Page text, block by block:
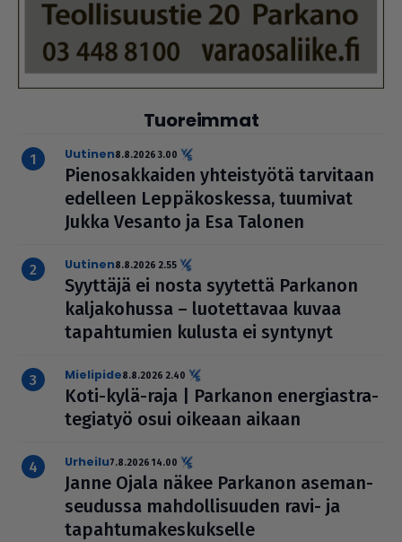
Tuoreimmat
uutinen8.8.2026 3.00
Pie­no­sak­kai­den yhteis­työtä tarvitaan
edelleen Lep­pä­kos­kessa, tuumivat
Jukka Vesanto ja Esa Talonen
uutinen8.8.2026 2.55
Syyttäjä ei nosta syytettä Parkanon
kal­ja­ko­hussa – luo­tet­ta­vaa kuvaa
tapah­tu­mien kulusta ei syntynyt
mielipide8.8.2026 2.40
Koti-kylä-raja | Parkanon ener­gi­ast­ra­
te­gi­a­työ osui oikeaan aikaan
urheilu7.8.2026 14.00
Janne Ojala näkee Parkanon ase­man­
seu­dussa mah­dol­li­suu­den ravi- ja
tapah­tu­ma­kes­kuk­selle